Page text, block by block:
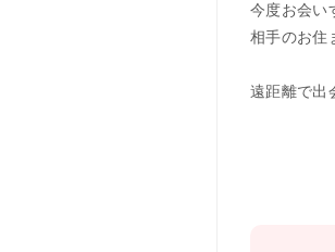
今度お会い
相手のお住
遠距離で出